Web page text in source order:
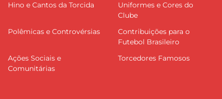
Hino e Cantos da Torcida
Uniformes e Cores do
Clube
Polêmicas e Controvérsias
Contribuições para o
Futebol Brasileiro
Ações Sociais e
Comunitárias
Torcedores Famosos